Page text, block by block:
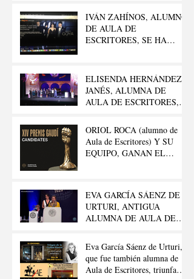
IVÁN ZAHÍNOS, ALUMNO
DE AULA DE
ESCRITORES, SE HA
DOCUMENTAL”
ELISENDA HERNÁNDEZ
JANÉS, ALUMNA DE
AULA DE ESCRITORES,
LITERARIO FELIPE
TRIGO
ORIOL ROCA (alumno de
Aula de Escritores) Y SU
EQUIPO, GANAN EL
EVA GARCÍA SÁENZ DE
URTURI, ANTIGUA
ALUMNA DE AULA DE
«PREMIO PLANETA 2020»
Eva García Sáenz de Urturi,
que fue también alumna de
Aula de Escritores, triunfa